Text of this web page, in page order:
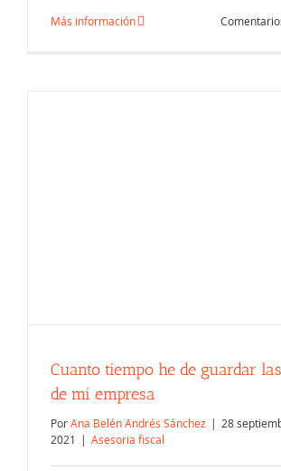
Más información
Cuanto tiempo he de guardar
de mi empresa
PorAna Belén Andrés Sánchez | 28
2021
| Asesoria fiscal